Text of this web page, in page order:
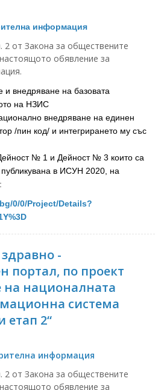
информация
2 от Закона за обществените
обявление за
и внедряване на базовата
на НЗИС
внедряване на единен
/пин код/ и интегрирането му със
№ 1 и Дейност № 3 които са
в ИСУН 2020, на
0/0/Project/Details?
-
портал, по проект
националната
система
етап 2“
информация
2 от Закона за обществените
обявление за